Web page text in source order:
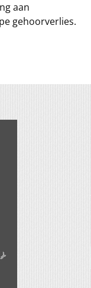
aan
gehoorverlies.